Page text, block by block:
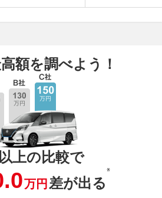
額を調べよう！
上の比較で
万円 差が出る
※